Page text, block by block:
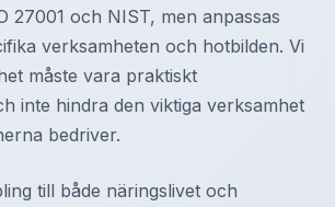
27001 och NIST, men anpassas
verksamheten och hotbilden. Vi
måste vara praktiskt
inte hindra den viktiga verksamhet
bedriver.
till både näringslivet och